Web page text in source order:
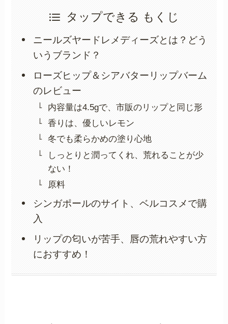
タップできる もくじ
ニールズヤードレメディーズとは？どう
いうブランド？
ローズヒップ＆シアバターリップバーム
のレビュー
内容量は4.5gで、市販のリップと同じ形
香りは、優しいレモン
冬でも柔らかめの塗り心地
しっとりと潤ってくれ、荒れることが少
ない！
原料
シンガポールのサイト、ベルコスメで購
入
リップの匂いが苦手、唇の荒れやすい方
におすすめ！